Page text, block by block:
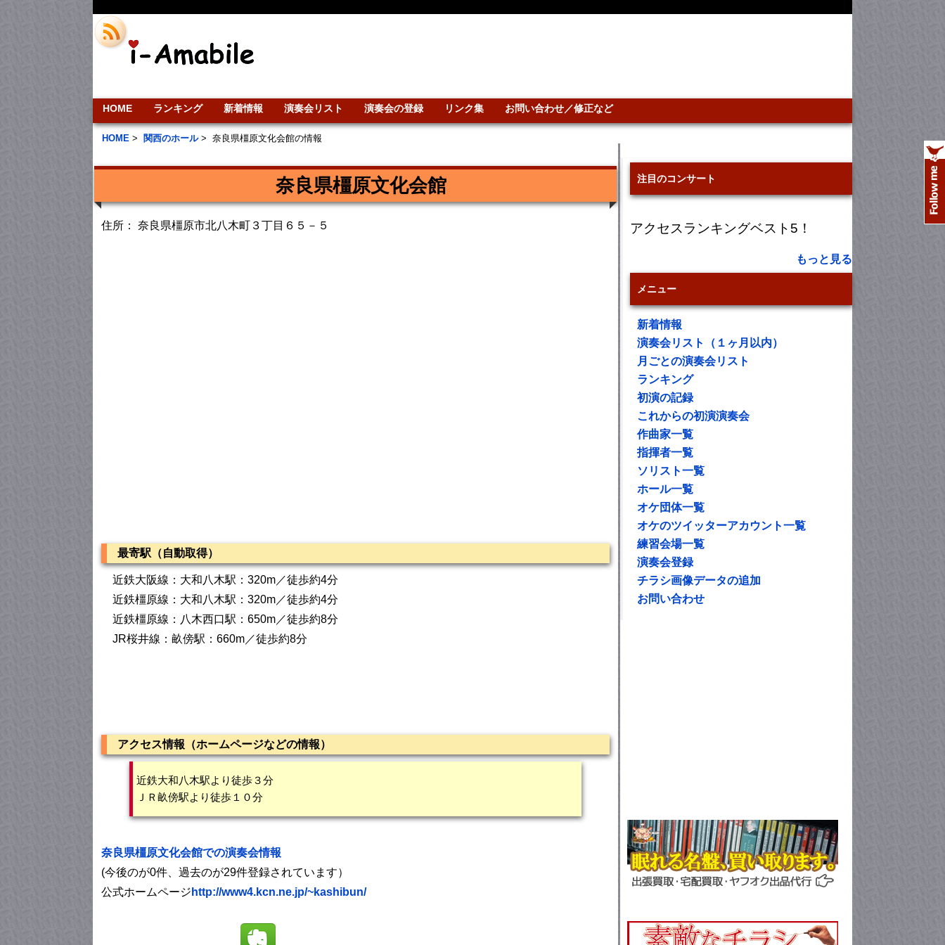
HOME ランキング 新着情報 演奏会リスト 演奏会の登録 リンク集 お問い合わせ／修正など
HOME > 関西のホール> 奈良県橿原文化会館の情報
奈良県橿原文化会館
住所： 奈良県橿原市北八木町３丁目６５－５
最寄駅（自動取得）
近鉄大阪線：大和八木駅：320m／徒歩約4分
近鉄橿原線：大和八木駅：320m／徒歩約4分
近鉄橿原線：八木西口駅：650m／徒歩約8分
JR桜井線：畝傍駅：660m／徒歩約8分
アクセス情報（ホームページなどの情報）
近鉄大和八木駅より徒歩３分
ＪＲ畝傍駅より徒歩１０分
奈良県橿原文化会館での演奏会情報
(今後のが0件、過去のが29件登録されています）
公式ホームページ http://www4.kcn.ne.jp/~kashibun/
注目のコンサート
アクセスランキングベスト5！
もっと見る
メニュー
新着情報
演奏会リスト（１ヶ月以内）
月ごとの演奏会リスト
ランキング
初演の記録
これからの初演演奏会
作曲家一覧
指揮者一覧
ソリスト一覧
ホール一覧
オケ団体一覧
オケのツイッターアカウント一覧
練習会場一覧
演奏会登録
チラシ画像データの追加
お問い合わせ